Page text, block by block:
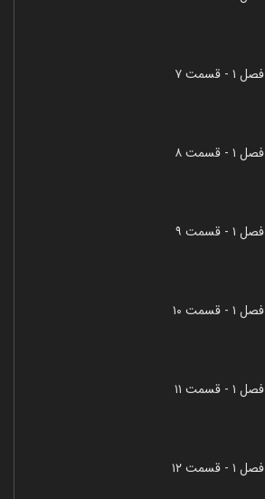
فصل ۱ - قسمت ۷
فصل ۱ - قسمت ۸
فصل ۱ - قسمت ۹
فصل ۱ - قسمت ۱۰
فصل ۱ - قسمت ۱۱
فصل ۱ - قسمت ۱۲